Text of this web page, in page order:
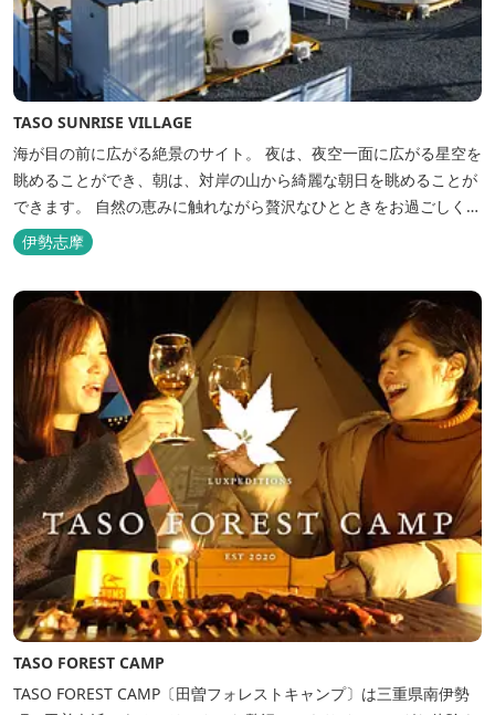
TASO SUNRISE VILLAGE
海が目の前に広がる絶景のサイト。 夜は、夜空一面に広がる星空を
眺めることができ、朝は、対岸の山から綺麗な朝日を眺めることが
できます。 自然の恵みに触れながら贅沢なひとときをお過ごしくだ
さい。 ウッドテラスでのバーベキューを楽しむこともでき、BBQ
初心者でも安心のガスBBQ台をご用意しております。 また、海岸
ラックスする...
伊勢志摩
TASO FOREST CAMP
TASO FOREST CAMP〔田曽フォレストキャンプ〕は三重県南伊勢